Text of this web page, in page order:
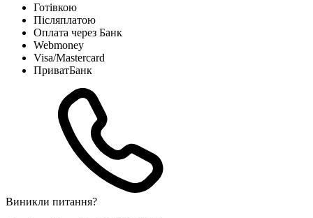
Готівкою
Післяплатою
Оплата через Банк
Webmoney
Visa/Mastercard
ПриватБанк
Виникли питання?